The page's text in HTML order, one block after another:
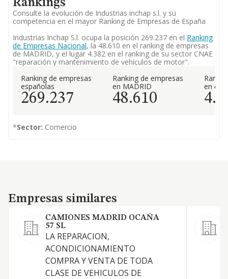
Rankings
Consulte la evolución de Industrias inchap s.l. y su
competencia en el mayor Ranking de Empresas de España
Industrias Inchap S.l. ocupa la posición 269.237 en el Ranking
de Empresas Nacional, la 48.610 en el ranking de empresas
de MADRID, y el lugar 4.382 en el ranking de su sector CNAE
"reparación y mantenimiento de vehículos de motor".
Ranking de empresas
españolas
269.237
Ranking de empresas
en MADRID
48.610
en el
*Sector: Comercio
Empresas similares
Empresas similares
CAMIONES MADRID OCAÑA
57 SL
LA REPARACION,
ACONDICIONAMIENTO
COMPRA Y VENTA DE TODA
CLASE DE VEHICULOS DE